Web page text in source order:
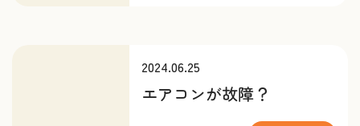
2024.06.25
エアコンが故障？